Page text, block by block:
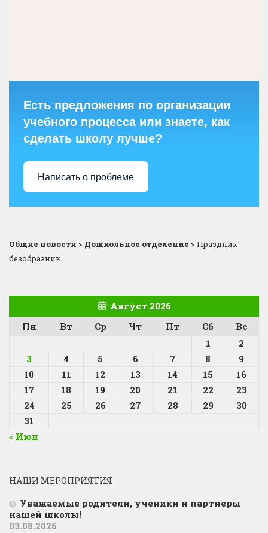
Есть предложения по организации
учебного процесса или знаете, как
сделать школу лучше?
Написать о проблеме
Общие новости > Дошкольное отделение >Праздник-
безобразник
Август 2026
Пн
Вт Ср Чт Пт Сб
Вс
1
2
3
4 5 6 7 8
9
10
11 12 13 14 15
16
17
18 19 20 21 22
23
24
25 26 27 28 29
30
31
« Июн
НАШИ МЕРОПРИЯТИЯ
Уважаемые родители, ученики и партнеры
нашей школы!
03.08.2026